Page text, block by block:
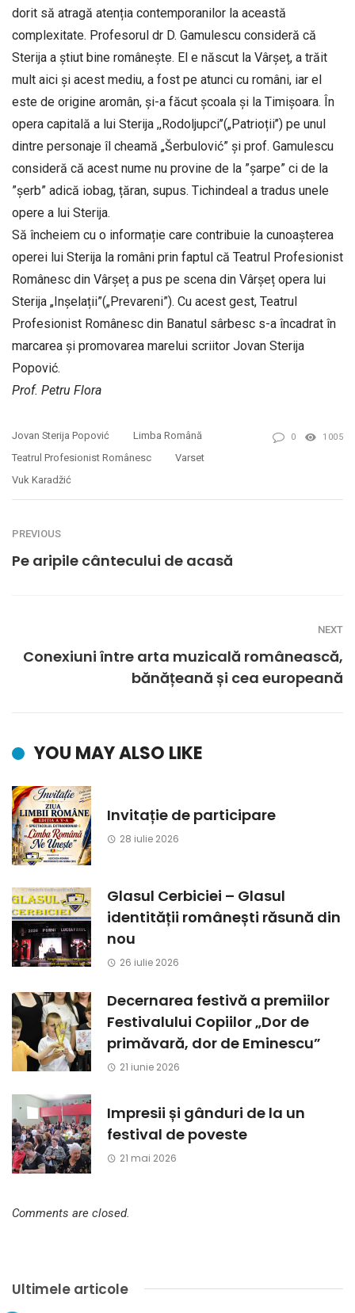
dorit să atragă atenția contemporanilor la această
complexitate. Profesorul dr D. Gamulescu consideră că
Sterija a știut bine românește. El e născut la Vârșeț, a trăit
mult aici și acest mediu, a fost pe atunci cu români, iar el
este de origine aromân, și-a făcut școala și la Timișoara. În
opera capitală a lui Sterija ,,Rodoljupci’’(„Patrioții’’) pe unul
dintre personaje îl cheamă „Šerbulović” și prof. Gamulescu
consideră că acest nume nu provine de la ”șarpe” ci de la
”șerb” adică iobag, țăran, supus. Tichindeal a tradus unele
opere a lui Sterija.
Să încheiem cu o informație care contribuie la cunoașterea
operei lui Sterija la români prin faptul că Teatrul Profesionist
Românesc din Vârșeț a pus pe scena din Vârșeț opera lui
Sterija „Inșelații”(„Prevareni”). Cu acest gest, Teatrul
Profesionist Românesc din Banatul sârbesc s-a încadrat în
marcarea și promovarea marelui scriitor Jovan Sterija
Popović.
Prof. Petru Flora
Jovan Sterija Popović
Limba Română
Teatrul Profesionist Românesc
Varset
Vuk Karadžić
0 1005
PREVIOUS
Pe aripile cântecului de acasă
NEXT
Conexiuni între arta muzicală românească,
bănățeană și cea europeană
YOU MAY ALSO LIKE
Invitație de participare
28 iulie 2026
Glasul Cerbiciei – Glasul
identității românești răsună din
nou
26 iulie 2026
Decernarea festivă a premiilor
Festivalului Copiilor „Dor de
primăvară, dor de Eminescu”
21 iunie 2026
Impresii și gânduri de la un
festival de poveste
21 mai 2026
Comments are closed.
Ultimele articole